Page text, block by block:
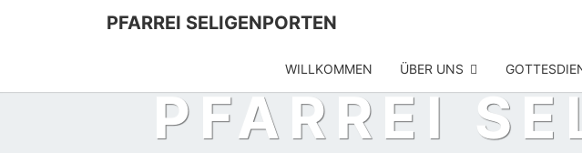
PFARREI SELIGENPORTEN
WILLKOMMEN ÜBER UNS
PFARREI